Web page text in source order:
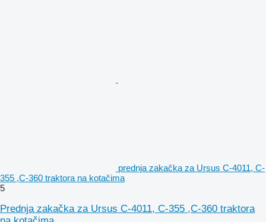
prednja zakačka za Ursus C-4011, C-
355 ,C-360 traktora na kotačima
5
Prednja zakačka za Ursus C-4011, C-355 ,C-360 traktora